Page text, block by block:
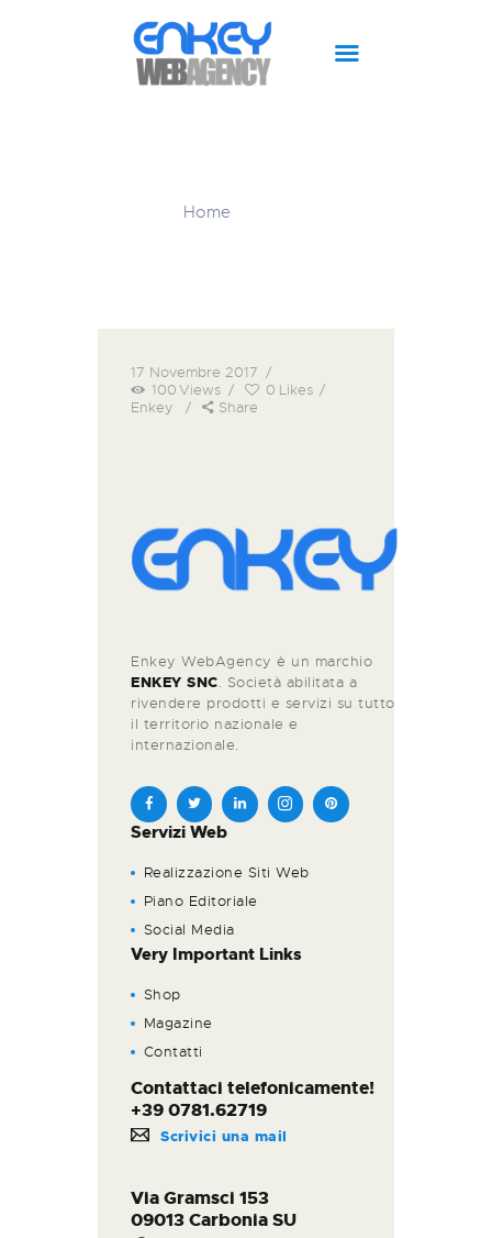
Home
PIANO EDITORIALE
SHOP
17 Novembre 2017
100 Views 0 Likes
Enkey
Share
Enkey WebAgency è un marchio
ENKEY SNC. Società abilitata a
rivendere prodotti e servizi su tutto
il territorio nazionale e
internazionale.
Servizi Web
Realizzazione Siti Web
Piano Editoriale
Social Media
Very Important Links
Shop
Magazine
Contatti
Contattaci telefonicamente!
+39 0781.62719
Scrivici una mail
Via Gramsci 153
09013 Carbonia SU